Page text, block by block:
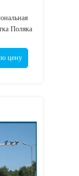
Поляка
цену